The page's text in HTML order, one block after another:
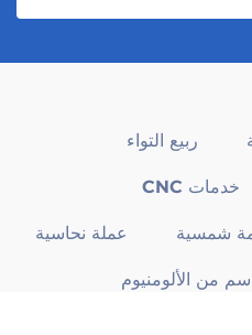
ربيع التواء
خدمات CNC
شمسية عملة نحاسية
من الألومنيوم